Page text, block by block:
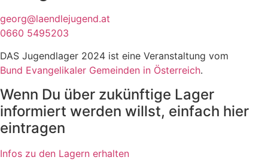
georg@laendlejugend.at
0660 5495203
DAS Jugendlager 2024 ist eine Veranstaltung vom
Bund Evangelikaler Gemeinden in Österreich.
Wenn Du über zukünftige Lager
informiert werden willst, einfach hier
eintragen
Infos zu den Lagern erhalten